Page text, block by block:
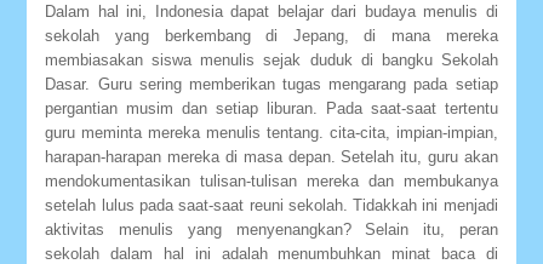
Dalam hal ini, Indonesia dapat belajar dari budaya menulis di
sekolah yang berkembang di Jepang, di mana mereka
membiasakan siswa menulis sejak duduk di bangku Sekolah
Dasar. Guru sering memberikan tugas mengarang pada setiap
pergantian musim dan setiap liburan. Pada saat-saat tertentu
guru meminta mereka menulis tentang. cita-cita, impian-impian,
harapan-harapan mereka di masa depan. Setelah itu, guru akan
mendokumentasikan tulisan-tulisan mereka dan membukanya
setelah lulus pada saat-saat reuni sekolah. Tidakkah ini menjadi
aktivitas menulis yang menyenangkan? Selain itu, peran
sekolah dalam hal ini adalah menumbuhkan minat baca di